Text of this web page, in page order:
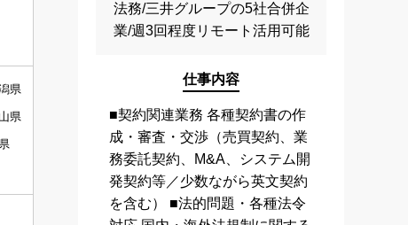
県
県
法務/三井グループの5社合併企
業/週3回程度リモート活用可能
仕事内容
■契約関連業務 各種契約書の作
成・審査・交渉（売買契約、業
務委託契約、M&A、システム開
発契約等／少数ながら英文契約
を含む） ■法的問題・各種法令